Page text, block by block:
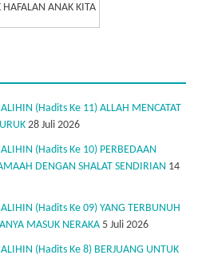
ANAK KITA
(Hadits Ke 11) ALLAH MENCATAT
28 Juli 2026
(Hadits Ke 10) PERBEDAAN
DENGAN SHALAT SENDIRIAN 14
(Hadits Ke 09) YANG TERBUNUH
MASUK NERAKA 5 Juli 2026
(Hadits Ke 8) BERJUANG UNTUK